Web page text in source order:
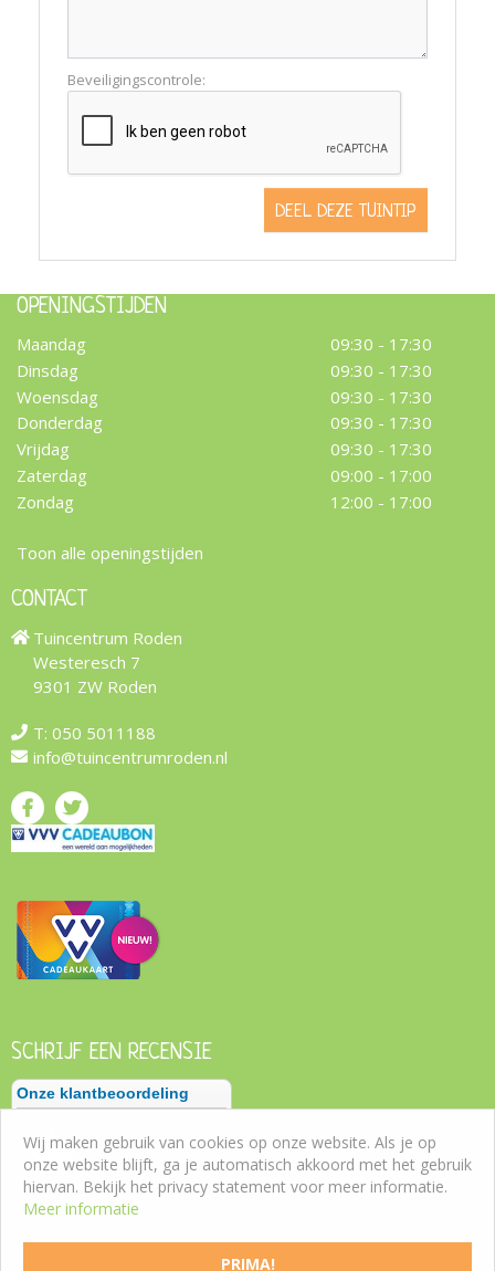
Beveiligingscontrole:
OPENINGSTIJDEN
Maandag
09:30 - 17:30
Dinsdag
09:30 - 17:30
Woensdag
09:30 - 17:30
Donderdag
09:30 - 17:30
Vrijdag
09:30 - 17:30
Zaterdag
09:00 - 17:00
Zondag
12:00 - 17:00
Toon alle openingstijden
CONTACT
Tuincentrum Roden
Westeresch 7
9301 ZW Roden
T: 050 5011188
info@tuincentrumroden.nl
SCHRIJF EEN RECENSIE
PRIMA!
Wij maken gebruik van cookies op onze website. Als je op
onze website blijft, ga je automatisch akkoord met het gebruik
hiervan. Bekijk het privacy statement voor meer informatie.
Meer informatie